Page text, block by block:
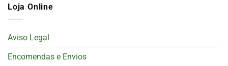
Loja Online
Aviso Legal
Encomendas e Envios